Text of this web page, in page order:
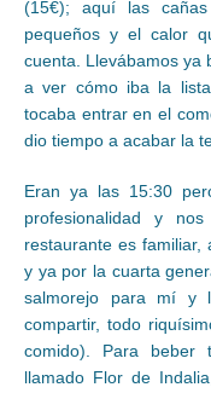
(15€); aquí las
pequeños y el calor
cuenta. Llevábamos ya
a ver cómo iba la
tocaba entrar en el
dio tiempo a acabar la
Eran ya las 15:30
profesionalidad y
restaurante es familiar,
y ya por la cuarta
salmorejo para mí y
compartir, todo
comido). Para beber
llamado Flor de